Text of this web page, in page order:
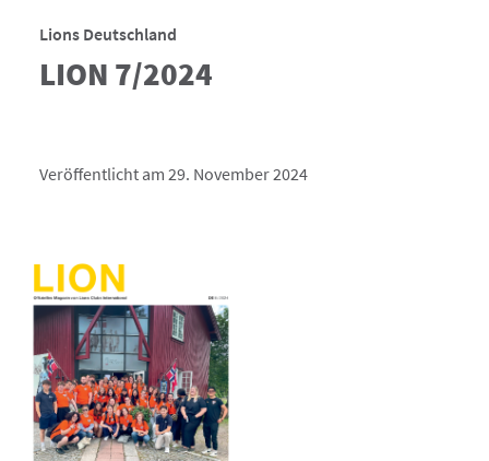
Lions Deutschland
LION 7/2024
Veröffentlicht am 29. November 2024